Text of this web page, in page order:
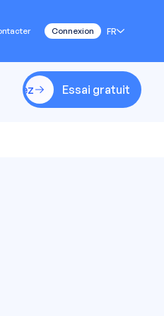
Connexion FR
Essai gratuit